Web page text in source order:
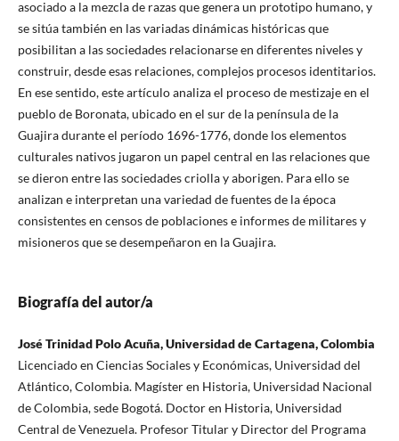
asociado a la mezcla de razas que genera un prototipo humano, y
se sitúa también en las variadas dinámicas históricas que
posibilitan a las sociedades relacionarse en diferentes niveles y
construir, desde esas relaciones, complejos procesos identitarios.
En ese sentido, este artículo analiza el proceso de mestizaje en el
pueblo de Boronata, ubicado en el sur de la península de la
Guajira durante el período 1696-1776, donde los elementos
culturales nativos jugaron un papel central en las relaciones que
se dieron entre las sociedades criolla y aborigen. Para ello se
analizan e interpretan una variedad de fuentes de la época
consistentes en censos de poblaciones e informes de militares y
misioneros que se desempeñaron en la Guajira.
Biografía del autor/a
José Trinidad Polo Acuña, Universidad de Cartagena, Colombia
Licenciado en Ciencias Sociales y Económicas, Universidad del
Atlántico, Colombia. Magíster en Historia, Universidad Nacional
de Colombia, sede Bogotá. Doctor en Historia, Universidad
Central de Venezuela. Profesor Titular y Director del Programa